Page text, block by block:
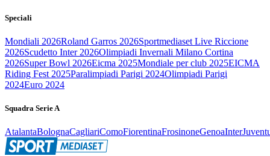
Speciali
Mondiali 2026Roland Garros 2026Sportmediaset Live Riccione
2026Scudetto Inter 2026Olimpiadi Invernali Milano Cortina
2026Super Bowl 2026Eicma 2025Mondiale per club 2025EICMA
Riding Fest 2025Paralimpiadi Parigi 2024Olimpiadi Parigi
2024Euro 2024
Squadra Serie A
AtalantaBolognaCagliariComoFiorentinaFrosinoneGenoaInter